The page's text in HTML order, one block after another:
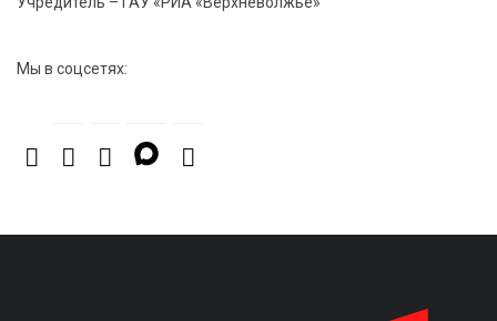
абитуриентов в 2026 году
Мы в соцсетях: